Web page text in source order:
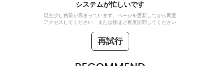
システムが忙しいです
現在少し負荷が高まっています。ページを更新してから再度
アクセスしてください、または後ほど再度訪問してください
再試行